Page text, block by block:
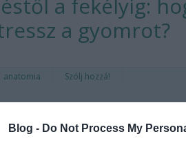
Blog - Do Not Process My
a fekélyig:
a gyomrot?
anatomia Szólj hozzá!
MSokan tapasztalják, hogy